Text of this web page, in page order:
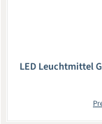
LED Leuchtmittel